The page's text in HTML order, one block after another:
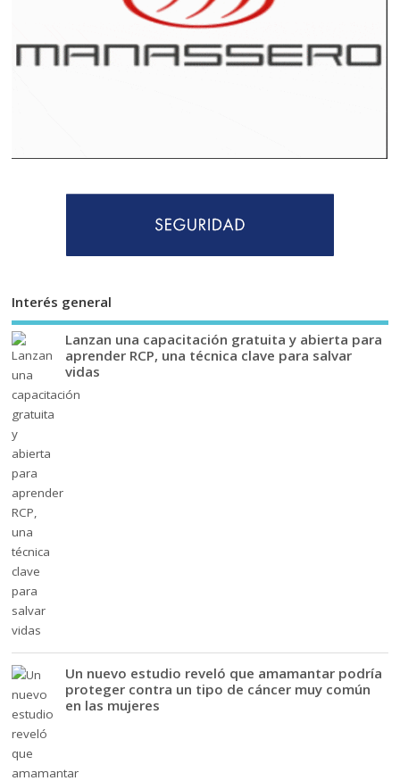
Interés general
Lanzan una capacitación gratuita y abierta para
aprender RCP, una técnica clave para salvar
vidas
Un nuevo estudio reveló que amamantar podría
proteger contra un tipo de cáncer muy común
en las mujeres